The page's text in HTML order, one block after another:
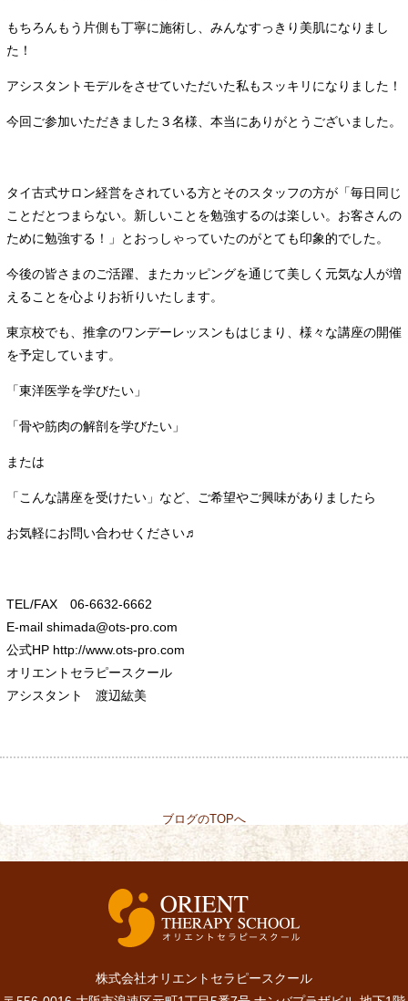
もちろんもう片側も丁寧に施術し、みんなすっきり美肌になりまし
た！
アシスタントモデルをさせていただいた私もスッキリになりました！
今回ご参加いただきました３名様、本当にありがとうございました。
タイ古式サロン経営をされている方とそのスタッフの方が「毎日同じ
ことだとつまらない。新しいことを勉強するのは楽しい。お客さんの
ために勉強する！」とおっしゃっていたのがとても印象的でした。
今後の皆さまのご活躍、またカッピングを通じて美しく元気な人が増
えることを心よりお祈りいたします。
東京校でも、推拿のワンデーレッスンもはじまり、様々な講座の開催
を予定しています。
「東洋医学を学びたい」
「骨や筋肉の解剖を学びたい」
または
「こんな講座を受けたい」など、ご希望やご興味がありましたら
お気軽にお問い合わせください♬
TEL/FAX 06-6632-6662
E-mail shimada@ots-pro.com
公式HP http://www.ots-pro.com
オリエントセラピースクール
アシスタント 渡辺紘美
ブログのTOPへ
株式会社オリエントセラピースクール